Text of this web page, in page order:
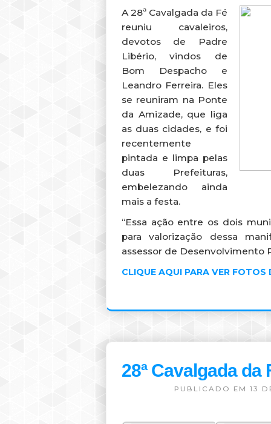
A 28ª Cavalgada da Fé
reuniu cavaleiros,
devotos de Padre
Libério, vindos de
Bom Despacho e
Leandro Ferreira. Eles
se reuniram na Ponte
da Amizade, que liga
as duas cidades, e foi
recentemente
pintada e limpa pelas
duas Prefeituras,
embelezando ainda
mais a festa.
“Essa ação entre os dois
para valorização dessa
assessor de Desenvolvimento
CLIQUE AQUI PARA VER FOTOS
28ª Cavalgada da
PUBLICADO EM 13